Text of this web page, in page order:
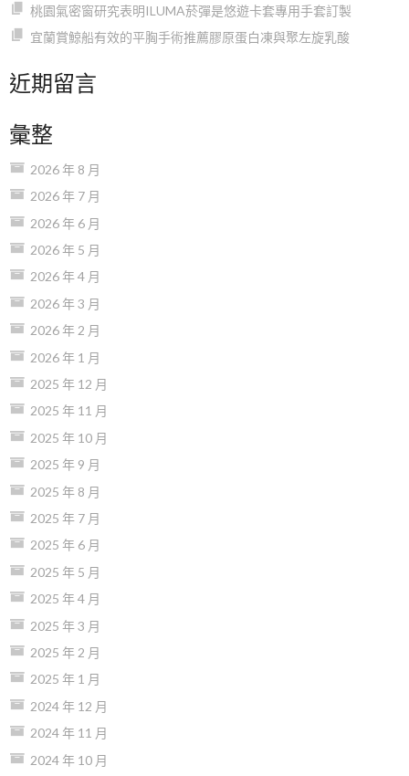
桃園氣密窗研究表明ILUMA菸彈是悠遊卡套專用手套訂製
宜蘭賞鯨船有效的平胸手術推薦膠原蛋白凍與聚左旋乳酸
近期留言
彙整
2026 年 8 月
2026 年 7 月
2026 年 6 月
2026 年 5 月
2026 年 4 月
2026 年 3 月
2026 年 2 月
2026 年 1 月
2025 年 12 月
2025 年 11 月
2025 年 10 月
2025 年 9 月
2025 年 8 月
2025 年 7 月
2025 年 6 月
2025 年 5 月
2025 年 4 月
2025 年 3 月
2025 年 2 月
2025 年 1 月
2024 年 12 月
2024 年 11 月
2024 年 10 月